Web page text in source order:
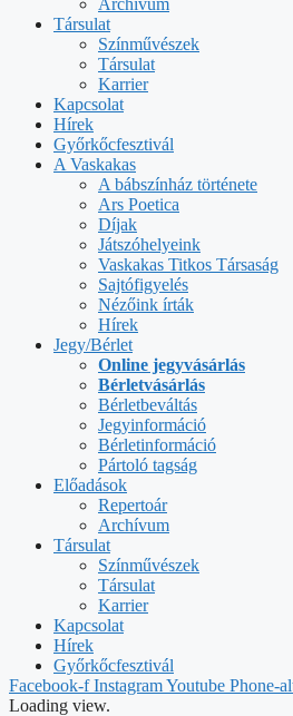
Archívum
Társulat
Színművészek
Társulat
Karrier
Kapcsolat
Hírek
Győrkőcfesztivál
A Vaskakas
A bábszínház története
Ars Poetica
Díjak
Játszóhelyeink
Vaskakas Titkos Társaság
Sajtófigyelés
Nézőink írták
Hírek
Jegy/Bérlet
Online jegyvásárlás
Bérletvásárlás
Bérletbeváltás
Jegyinformáció
Bérletinformáció
Pártoló tagság
Előadások
Repertoár
Archívum
Társulat
Színművészek
Társulat
Karrier
Kapcsolat
Hírek
Győrkőcfesztivál
Facebook-f InstagramYoutube Phone-
Loading view.